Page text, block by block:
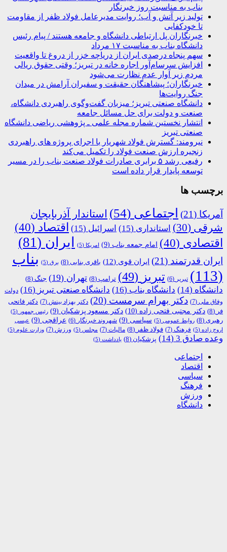
بناب به مناسبت روز خبرنگار
تولید زیر آتش و آب؛ روایت مدیرعامل فولاد ظفر از مقاومت
تا خودکفایی
خبرنگاران پل ارتباطی دانشگاه و جامعه هستند / پیام رئیس
دانشگاه بناب به مناسبت ۱۷ مرداد
سهم پنجاه درصدی ایران از دریاچه خزر از دروغ تا واقعیت
افزایش سرسام‌آور اجاره خانه در تبریز؛ وقتی حقوق ریالی
مردم زیر آوار عدم نظارت می‌شود
خبرنگاران؛ پیشاهنگان حقیقت و سفیران آرامش در میدان
جنگ روایت‌ها
دانشگاه صنعتی تبریز؛ میزبان گفت‌وگوی راهبردی دانشگاه،
صنعت و دولت برای حل مسائل جامعه
انتشار نخستین شماره مجله علمی ـ پژوهشی ریاضی دانشگاه
صنعتی تبریز
نیرومند: گسترش فولاد شهریار با اجرای پروژه های راهبردی
زنجیره ارزش صنعت فولاد را تکمیل می‌کند
رفیعی رشد ۵ برابری صادرات فولاد صنعت بناب را در مسیر
توسعه پایدار قرار داده است
برچسب ها
آمریکا (21) اجتماعی (54)
استاندار آذربایجان
شرقی (30) استانداری (15) اسرائیل (15) اقتصاد (40)
اقتصادی (40) امام جمعه بناب (9) امریکا (5) ایران (81)
ایران قدرتمند (21) ایران قوی (12) باقری بنابی (8) برق (5)
بناب
(113)
تبریر (6) تبریز (49) ترامپ (8) تهران (19) جنگ (8)
دانشگاه (14) دانشگاه بناب (16) دانشگاه صنعتی تبریز (16)
دولت
وفاق ملی (7) دکتر بهرام سرمست (20) دکتر بهزاد بینش (7)
دکتر فاتحی
فر (8) دکتر مجتبی فتحی زاده (10) دکتر مسعود پزشکیان (9) رئیس جمهور (5)
رهبری (8) روابط عمومی (5) سیاسی (9) شهروند خبرنگار (6) عراقچی (9)
عیسی
اروج زاده (5) فرهنگ (7) فولاد ظفر (8) مالیات (7) مجلس (5) ورزش (7) وزارت علوم (5)
وعده صادق 3 (14) پزشکیان (8) یادداشت (5)
اجتماعی
اقتصاد
سیاسی
فرهنگ
ورزش
دانشگاه